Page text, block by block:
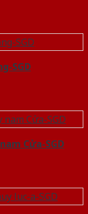
SGD
Cửa-SGD